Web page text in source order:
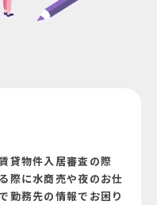
貸物件入居審査の際
際に水商売や夜のお仕
勤務先の情報でお困り